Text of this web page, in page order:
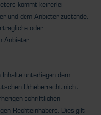
kommt keinerlei
und dem Anbieter zustande.
oder
Anbieter.
unterliegen dem
Urheberrecht nicht
schriftlichen
Rechteinhabers. Dies gilt